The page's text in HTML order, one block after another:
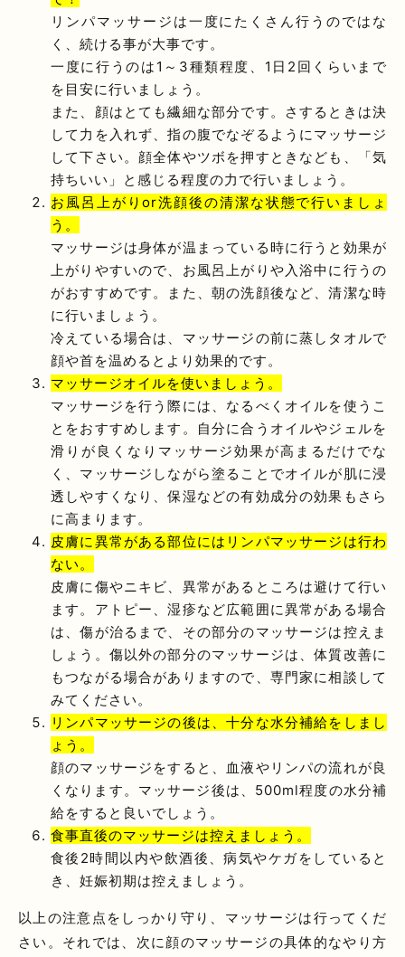
リンパマッサージは一度にたくさん行うのではな
く、続ける事が大事です。
一度に行うのは1～3種類程度、1日2回くらいまで
を目安に行いましょう。
また、顔はとても繊細な部分です。さするときは決
して力を入れず、指の腹でなぞるようにマッサージ
して下さい。顔全体やツボを押すときなども、「気
持ちいい」と感じる程度の力で行いましょう。
お風呂上がりor洗顔後の清潔な状態で行いましょ
う。
マッサージは身体が温まっている時に行うと効果が
上がりやすいので、お風呂上がりや入浴中に行うの
がおすすめです。また、朝の洗顔後など、清潔な時
に行いましょう。
冷えている場合は、マッサージの前に蒸しタオルで
顔や首を温めるとより効果的です。
マッサージオイルを使いましょう。
マッサージを行う際には、なるべくオイルを使うこ
とをおすすめします。自分に合うオイルやジェルを
滑りが良くなりマッサージ効果が高まるだけでな
く、マッサージしながら塗ることでオイルが肌に浸
透しやすくなり、保湿などの有効成分の効果もさら
に高まります。
皮膚に異常がある部位にはリンパマッサージは行わ
ない。
皮膚に傷やニキビ、異常があるところは避けて行い
ます。アトピー、湿疹など広範囲に異常がある場合
は、傷が治るまで、その部分のマッサージは控えま
しょう。傷以外の部分のマッサージは、体質改善に
もつながる場合がありますので、専門家に相談して
みてください。
リンパマッサージの後は、十分な水分補給をしまし
ょう。
顔のマッサージをすると、血液やリンパの流れが良
くなります。マッサージ後は、500ml程度の水分補
給をすると良いでしょう。
食事直後のマッサージは控えましょう。
食後2時間以内や飲酒後、病気やケガをしていると
き、妊娠初期は控えましょう。
以上の注意点をしっかり守り、マッサージは行ってくだ
さい。それでは、次に顔のマッサージの具体的なやり方